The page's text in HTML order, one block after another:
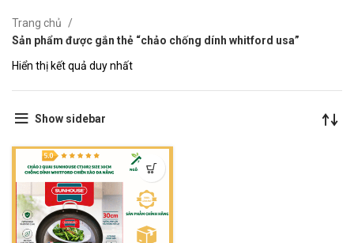
Trang chủ
Sản phẩm được gắn thẻ “chảo chống dính whitford usa”
Hiển thị kết quả duy nhất
Show sidebar